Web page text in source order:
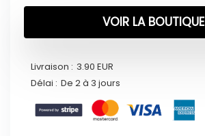
VOIR LA BOUTIQUE
Livraison : 3.90 EUR
Délai : De 2 à 3 jours